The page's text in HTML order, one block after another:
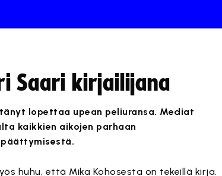
Saari kirjailijana
lopettaa upean peliuransa. Mediat
kaikkien aikojen parhaan
huhu, että Mika Kohosesta on tekeillä kirja.